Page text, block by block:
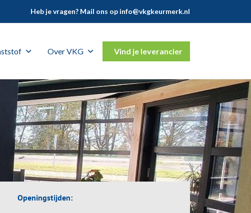
Heb je vragen? Mail ons op info@vkgkeurmerk.nl
Over VKG Vind je leverancier
Openingstijden: